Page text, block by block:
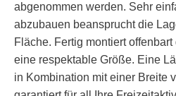
abgenommen werden. Sehr
abzubauen beansprucht die
Fläche. Fertig montiert
eine respektable Größe. Eine
in Kombination mit einer Breite